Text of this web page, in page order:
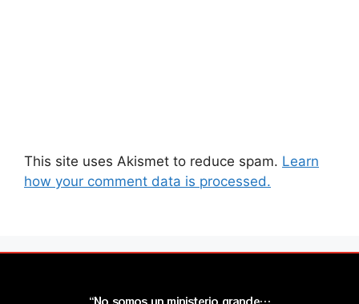
This site uses Akismet to reduce spam. Learn
how your comment data is processed.
“No somos un ministerio grande…